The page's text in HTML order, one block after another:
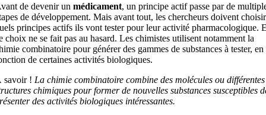
de devenir un médicament, un principe actif passe par de
de développement. Mais avant tout, les chercheurs doivent choisir
principes actifs ils vont tester pour leur activité pharmacologique.
choix ne se fait pas au hasard. Les chimistes utilisent notamment la
combinatoire pour générer des gammes de substances à tester, en
de certaines activités biologiques.
savoir ! La chimie combinatoire combine des molécules ou différentes
chimiques pour former de nouvelles substances susceptibles
des activités biologiques intéressantes.